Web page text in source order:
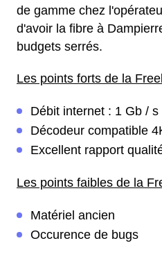
de gamme chez
d'avoir la fibre à
budgets serrés.
Les points forts de la
Débit internet : 1 Gb / s
Décodeur compatible
Excellent rapport
Les points faibles de la
Matériel ancien
Occurence de bugs